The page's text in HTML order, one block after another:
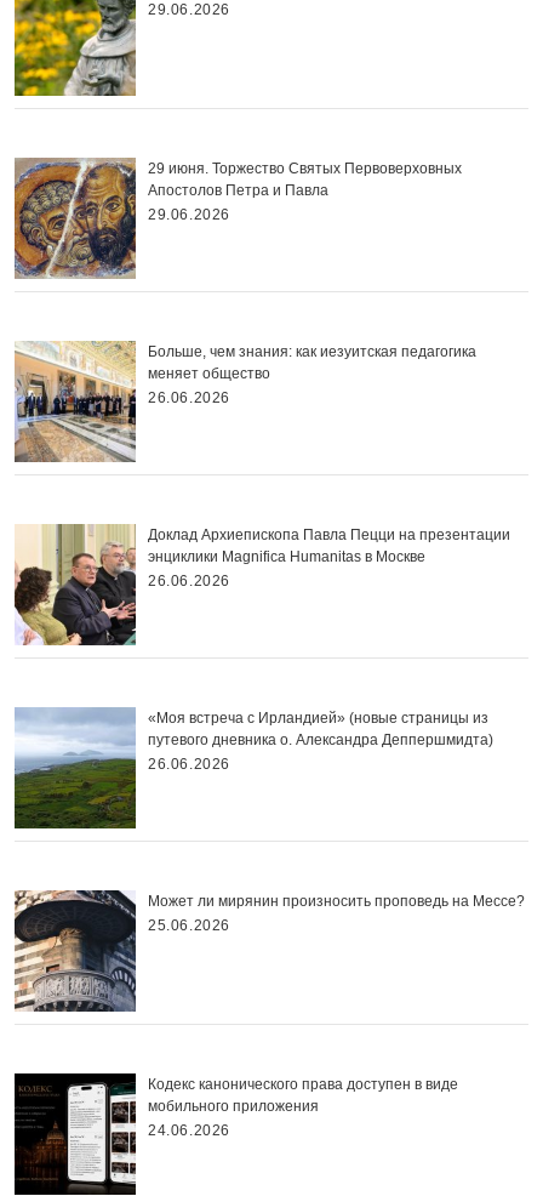
29.06.2026
29 июня. Торжество Святых Первоверховных
Апостолов Петра и Павла
29.06.2026
Больше, чем знания: как иезуитская педагогика
меняет общество
26.06.2026
Доклад Архиепископа Павла Пецци на презентации
энциклики Magnifica Нumanitas в Москве
26.06.2026
«Моя встреча с Ирландией» (новые страницы из
путевого дневника о. Александра Деппершмидта)
26.06.2026
Может ли мирянин произносить проповедь на Мессе?
25.06.2026
Кодекс канонического права доступен в виде
мобильного приложения
24.06.2026